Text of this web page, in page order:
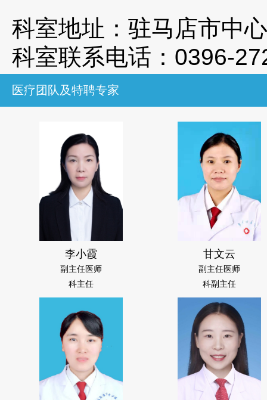
科室地址：驻马店市中
科室联系电话： 0396-
医疗团队及特聘专家
李小霞
副主任医师
科主任
甘文云
副主任医师
科副主任